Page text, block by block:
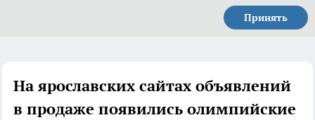
Принять
На ярославских сайтах объявлений
в продаже появились олимпийские